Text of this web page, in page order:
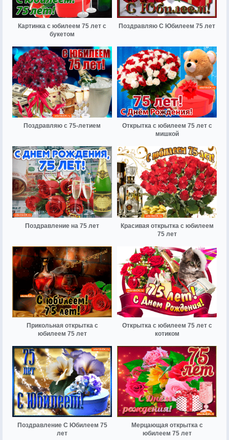
Картинка с юбилеем 75 лет с
букетом
Поздравляю С Юбилеем 75 лет
Поздравляю с 75-летием
Открытка с юбилеем 75 лет с
мишкой
Поздравление на 75 лет
Красивая открытка с юбилеем
75 лет
Прикольная открытка с
юбилеем 75 лет
Открытка с юбилеем 75 лет с
котиком
Поздравление С Юбилеем 75
лет
Мерцающая открытка с
юбилеем 75 лет